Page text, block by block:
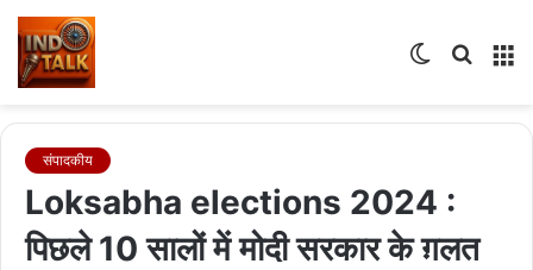
Search
Switch
संपादकीय
Loksabha elections 2024 :
पिछले 10 सालों में मोदी सरकार के ग़लत